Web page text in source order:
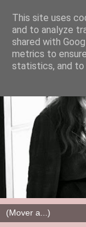
This site uses
and to analyze
shared with
metrics to
statistics, and to